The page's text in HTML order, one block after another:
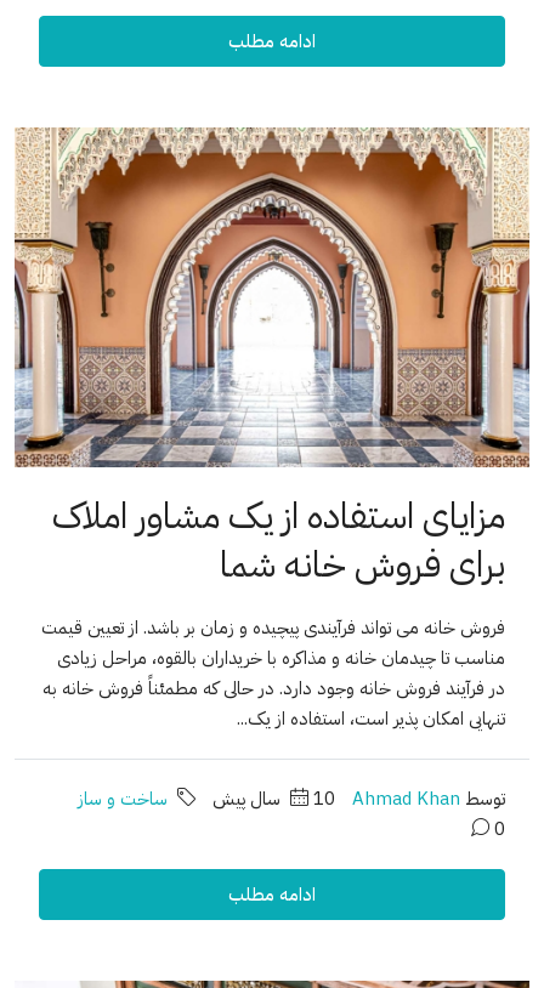
ادامه مطلب
مزایای استفاده از یک مشاور املاک
برای فروش خانه شما
فروش خانه می تواند فرآیندی پیچیده و زمان بر باشد. از تعیین قیمت
مناسب تا چیدمان خانه و مذاکره با خریداران بالقوه، مراحل زیادی
در فرآیند فروش خانه وجود دارد. در حالی که مطمئناً فروش خانه به
تنهایی امکان پذیر است، استفاده از یک...
توسط Ahmad Khan 10 سال پیش
ساخت و ساز
0
ادامه مطلب